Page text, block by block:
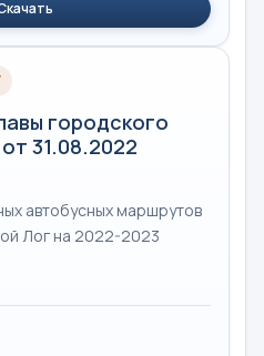
городского
31.08.2022
автобусных маршрутов
Лог на 2022-2023